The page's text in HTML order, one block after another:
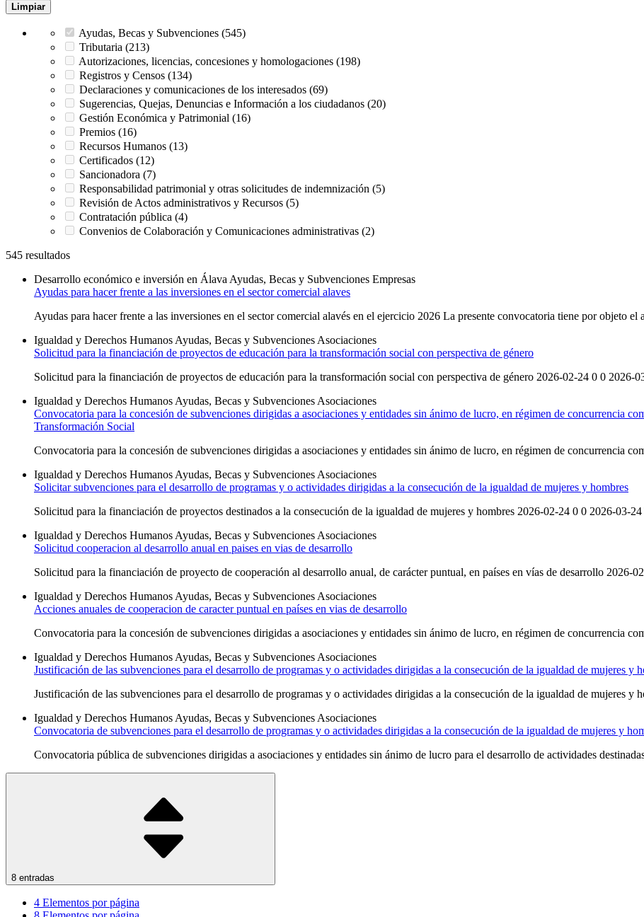
Limpiar
Ayudas, Becas y Subvenciones (545)
Tributaria (213)
Autorizaciones, licencias, concesiones y homologaciones (198)
Registros y Censos (134)
Declaraciones y comunicaciones de los interesados (69)
Sugerencias, Quejas, Denuncias e Información a los ciudadanos (20)
Gestión Económica y Patrimonial (16)
Premios (16)
Recursos Humanos (13)
Certificados (12)
Sancionadora (7)
Responsabilidad patrimonial y otras solicitudes de indemnización (5)
Revisión de Actos administrativos y Recursos (5)
Contratación pública (4)
Convenios de Colaboración y Comunicaciones administrativas (2)
545 resultados
Desarrollo económico e inversión en Álava Ayudas, Becas y Subvenciones Empresas
Ayudas para hacer frente a las inversiones en el sector comercial alaves
Ayudas para hacer frente a las inversiones en el sector comercial alavés en el ejercicio 2026 La presente convocatoria tiene por objeto
Igualdad y Derechos Humanos Ayudas, Becas y Subvenciones Asociaciones
Solicitud para la financiación de proyectos de educación para la transformación social con perspectiva de género
Solicitud para la financiación de proyectos de educación para la transformación social con perspectiva de género 2026-02-24 0 0
Igualdad y Derechos Humanos Ayudas, Becas y Subvenciones Asociaciones
Convocatoria para la concesión de subvenciones dirigidas a asociaciones y entidades sin ánimo de lucro, en régimen de concurrencia
Transformación Social
Convocatoria para la concesión de subvenciones dirigidas a asociaciones y entidades sin ánimo de lucro, en régimen de concurrencia
Igualdad y Derechos Humanos Ayudas, Becas y Subvenciones Asociaciones
Solicitar subvenciones para el desarrollo de programas y o actividades dirigidas a la consecución de la igualdad de mujeres y hombres
Solicitud para la financiación de proyectos destinados a la consecución de la igualdad de mujeres y hombres 2026-02-24 0 0 2026-03-
Igualdad y Derechos Humanos Ayudas, Becas y Subvenciones Asociaciones
Solicitud cooperacion al desarrollo anual en paises en vias de desarrollo
Solicitud para la financiación de proyecto de cooperación al desarrollo anual, de carácter puntual, en países en vías de desarrollo
Igualdad y Derechos Humanos Ayudas, Becas y Subvenciones Asociaciones
Acciones anuales de cooperacion de caracter puntual en países en vias de desarrollo
Convocatoria para la concesión de subvenciones dirigidas a asociaciones y entidades sin ánimo de lucro, en régimen de concurrencia
Igualdad y Derechos Humanos Ayudas, Becas y Subvenciones Asociaciones
Justificación de las subvenciones para el desarrollo de programas y o actividades dirigidas a la consecución de la igualdad de mujeres y
Justificación de las subvenciones para el desarrollo de programas y o actividades dirigidas a la consecución de la igualdad de mujeres
Igualdad y Derechos Humanos Ayudas, Becas y Subvenciones Asociaciones
Convocatoria de subvenciones para el desarrollo de programas y o actividades dirigidas a la consecución de la igualdad de mujeres y
Convocatoria pública de subvenciones dirigidas a asociaciones y entidades sin ánimo de lucro para el desarrollo de actividades
8 entradas
4 Elementos por página